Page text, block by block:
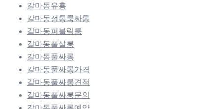
갈마동유흥
갈마동정통룸싸롱
갈마동퍼블릭룸
갈마동풀살롱
갈마동풀싸롱
갈마동풀싸롱가격
갈마동풀싸롱견적
갈마동풀싸롱문의